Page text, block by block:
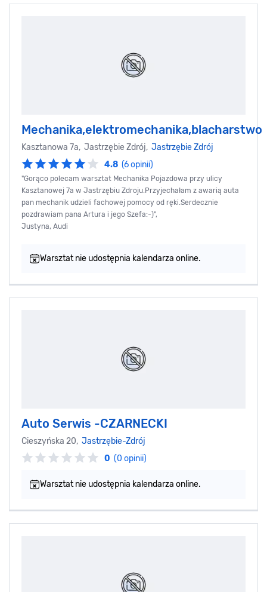
Mechanika,elektromechanika,blacharstwo
Kasztanowa 7a, Jastrzębie Zdrój, Jastrzębie Zdrój
4.8 (6 opinii)
"Gorąco polecam warsztat Mechanika Pojazdowa przy ulicy
Kasztanowej 7a w Jastrzębiu Zdroju.Przyjechałam z awarią auta
pan mechanik udzieli fachowej pomocy od ręki.Serdecznie
pozdrawiam pana Artura i jego Szefa:-)",
Justyna, Audi
Warsztat nie udostępnia kalendarza online.
Auto Serwis -CZARNECKI
Cieszyńska 20, Jastrzębie-Zdrój
0 (0 opinii)
Warsztat nie udostępnia kalendarza online.